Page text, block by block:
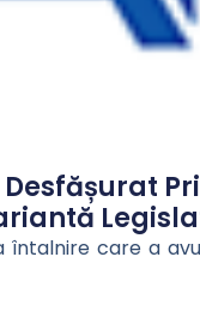
Desfășurat
întalnire care a